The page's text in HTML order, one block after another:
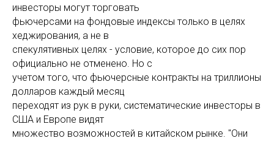
инвесторы могут торговать
фьючерсами на фондовые индексы только в целях
хеджирования, а не в
спекулятивных целях - условие, которое до сих пор
официально не отменено. Но с
учетом того, что фьючерсные контракты на триллионы
долларов каждый месяц
переходят из рук в руки, систематические инвесторы в
США и Европе видят
множество возможностей в китайском рынке. "Они